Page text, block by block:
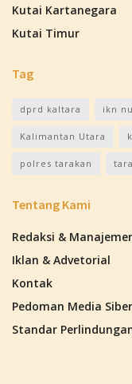
Kutai Kartanegara
Kutai Timur
Tag
dprd kaltara ikn
Kalimantan Utara
polres tarakan
Tentang Kami
Redaksi &
Iklan & Advetorial
Kontak
Pedoman Media Siber
Standar